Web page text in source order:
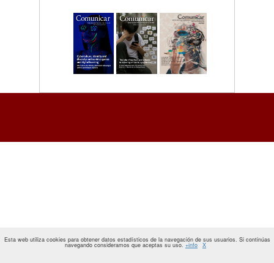
Esta web utiliza cookies para obtener datos estadísticos de la navegación de sus usuarios. Si continúas
navegando consideramos que aceptas su uso. +info X